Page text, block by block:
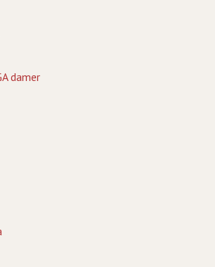
damer